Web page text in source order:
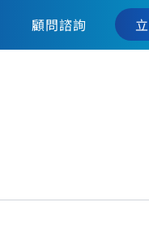
顧問諮詢